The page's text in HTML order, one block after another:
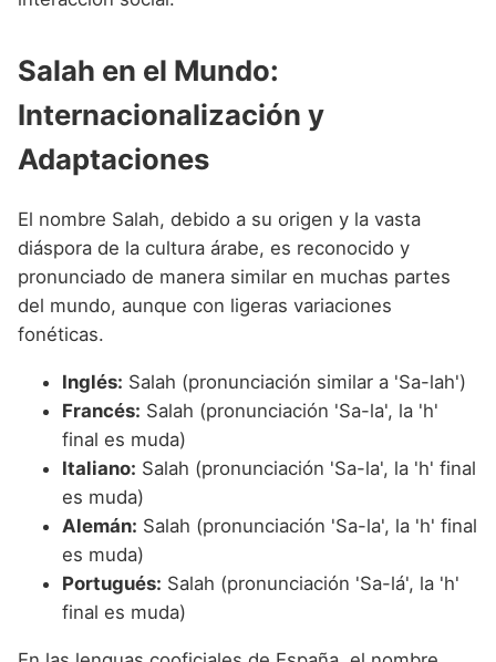
Salah en el Mundo:
Internacionalización y
Adaptaciones
El nombre Salah, debido a su origen y la vasta
diáspora de la cultura árabe, es reconocido y
pronunciado de manera similar en muchas partes
del mundo, aunque con ligeras variaciones
fonéticas.
Inglés: Salah (pronunciación similar a 'Sa-lah')
Francés: Salah (pronunciación 'Sa-la', la 'h'
final es muda)
Italiano: Salah (pronunciación 'Sa-la', la 'h' final
es muda)
Alemán: Salah (pronunciación 'Sa-la', la 'h' final
es muda)
Portugués: Salah (pronunciación 'Sa-lá', la 'h'
final es muda)